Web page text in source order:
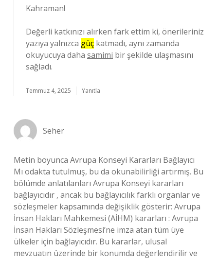
Kahraman!
Değerli katkınızı alırken fark ettim ki, önerileriniz
yazıya yalnızca güç katmadı, aynı zamanda
okuyucuya daha samimi bir şekilde ulaşmasını
sağladı.
Temmuz 4, 2025 Yanıtla
Seher
Metin boyunca Avrupa Konseyi Kararları Bağlayıcı
Mı odakta tutulmuş, bu da okunabilirliği artırmış. Bu
bölümde anlatılanları Avrupa Konseyi kararları
bağlayıcıdır , ancak bu bağlayıcılık farklı organlar ve
sözleşmeler kapsamında değişiklik gösterir: Avrupa
İnsan Hakları Mahkemesi (AİHM) kararları : Avrupa
İnsan Hakları Sözleşmesi’ne imza atan tüm üye
ülkeler için bağlayıcıdır. Bu kararlar, ulusal
mevzuatın üzerinde bir konumda değerlendirilir ve